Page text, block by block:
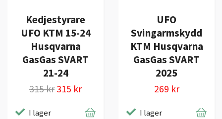
Kedjestyrare
UFO KTM 15-24
Husqvarna
GasGas SVART
21-24
315 kr 315 kr
I lager
UFO
Svingarmskydd
KTM Husqvarna
GasGas SVART
2025
269 kr
I lager